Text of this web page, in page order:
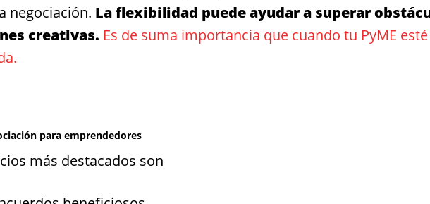
negociación. La flexibilidad puede ayudar a superar
creativas. Es de suma importancia que cuando tu PyME esté
para emprendedores
más destacados son